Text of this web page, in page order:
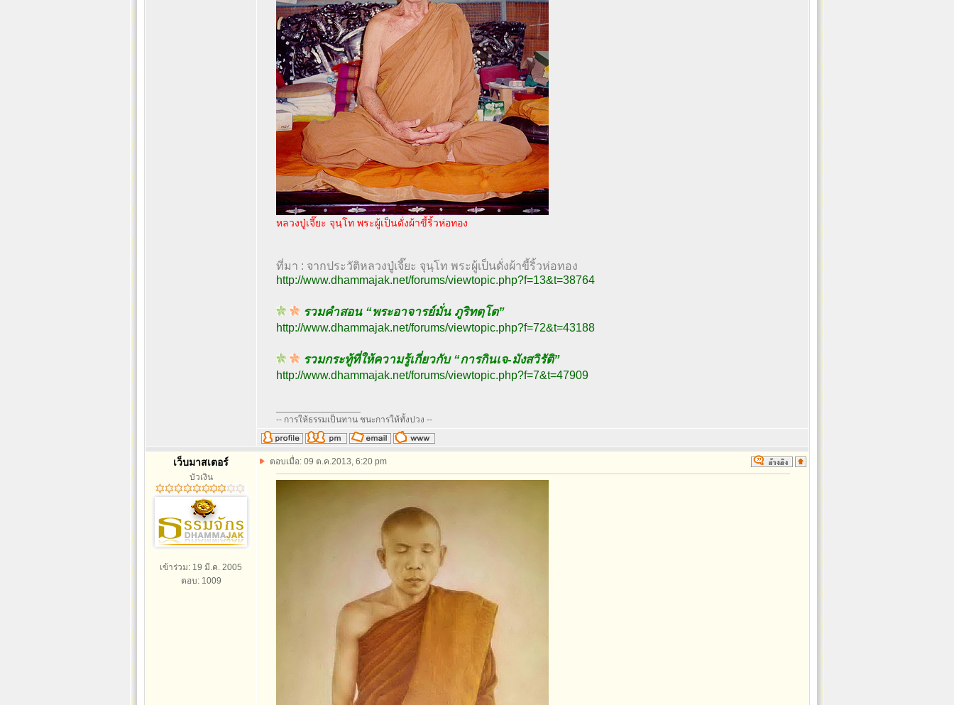
หลวงปู่เจี๊ยะ จุนฺโท พระผู้เป็นดั่งผ้าขี้ริ้วห่อทอง
ที่มา : จากประวัติหลวงปู่เจี๊ยะ จุนฺโท พระผู้เป็นดั่งผ้าขี้ริ้วห่อทอง
http://www.dhammajak.net/forums/viewtopic.php?f=13&t=38764
รวมคำสอน “พระอาจารย์มั่น ภูริทตฺโต”
http://www.dhammajak.net/forums/viewtopic.php?f=72&t=43188
รวมกระทู้ที่ให้ความรู้เกี่ยวกับ “การกินเจ-มังสวิรัติ”
http://www.dhammajak.net/forums/viewtopic.php?f=7&t=47909
-- การให้ธรรมเป็นทาน ชนะการให้ทั้งปวง --
เว็บมาสเตอร์
บัวเงิน
เข้าร่วม: 19 มี.ค. 2005
ตอบ: 1009
ตอบเมื่อ: 09 ต.ค.2013, 6:20 pm